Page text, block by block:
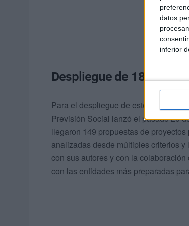
datos
inferior
Despliegue de 18
Para el despliegue de estos 18
Previsión Social lanzó el pasado 20
llegaron 149 propuestas de
analizadas desde múltiples criterios
con sus autores y con la
con las entidades más preparadas